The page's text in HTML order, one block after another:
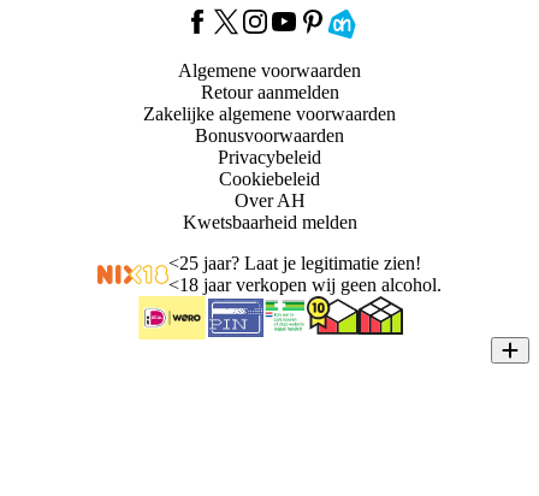
Algemene voorwaarden
Retour aanmelden
Zakelijke algemene voorwaarden
Bonusvoorwaarden
Privacybeleid
Cookiebeleid
Over AH
Kwetsbaarheid melden
<25 jaar? Laat je legitimatie zien!
<18 jaar verkopen wij geen alcohol.